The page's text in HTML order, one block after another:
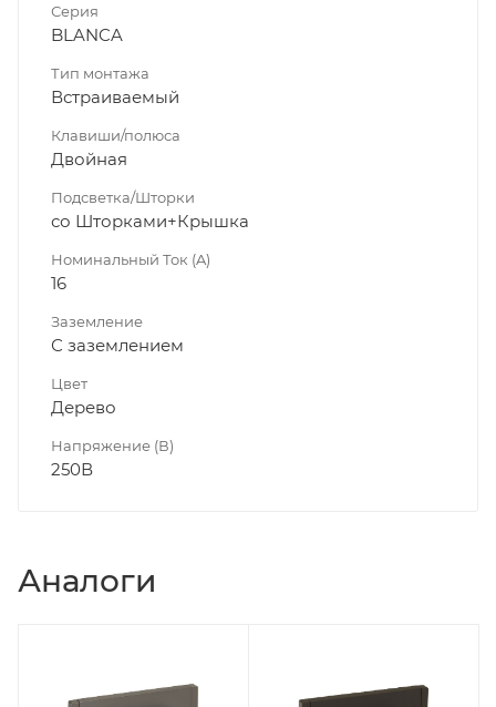
Серия
BLANCA
Тип монтажа
Встраиваемый
Клавиши/полюса
Двойная
Подсветка/Шторки
со Шторками+Крышка
Номинальный Ток (A)
16
Заземление
С заземлением
Цвет
Дерево
Напряжение (В)
250В
Аналоги